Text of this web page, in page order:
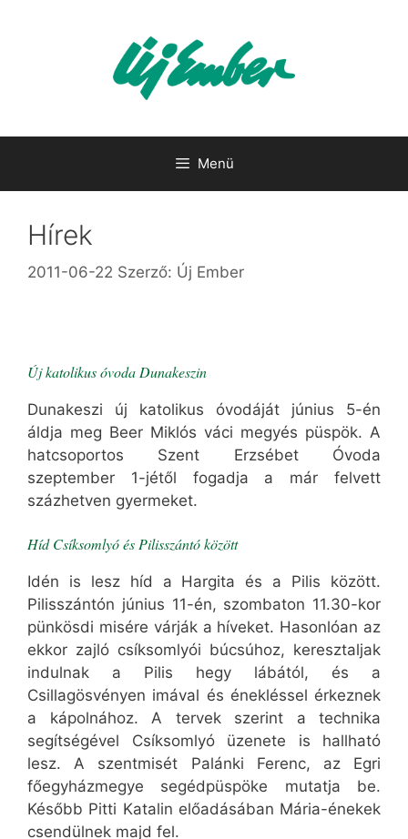
Menü
Hírek
2011-06-22 Szerző: Új Ember
Új katolikus óvoda Dunakeszin
Dunakeszi új katolikus óvodáját június 5-én
áldja meg Beer Miklós váci megyés püspök. A
hatcsoportos Szent Erzsébet Óvoda
szeptember 1-jétől fogadja a már felvett
százhetven gyermeket.
Híd Csíksomlyó és Pilisszántó között
Idén is lesz híd a Hargita és a Pilis között.
Pilisszántón június 11-én, szombaton 11.30-kor
pünkösdi misére várják a híveket. Hasonlóan az
ekkor zajló csíksomlyói búcsúhoz, keresztaljak
indulnak a Pilis hegy lábától, és a
Csillagösvényen imával és énekléssel érkeznek
a kápolnához. A tervek szerint a technika
segítségével Csíksomlyó üzenete is hallható
lesz. A szentmisét Palánki Ferenc, az Egri
főegyházmegye segédpüspöke mutatja be.
Később Pitti Katalin előadásában Mária-énekek
csendülnek majd fel.